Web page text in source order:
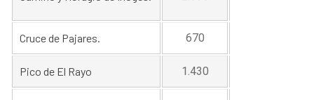
Cruce de Pajares. 670
Pico de El Rayo 1.430